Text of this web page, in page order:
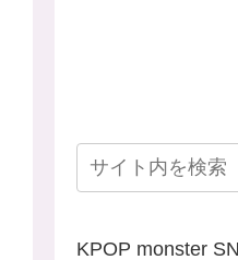
KPOP monster